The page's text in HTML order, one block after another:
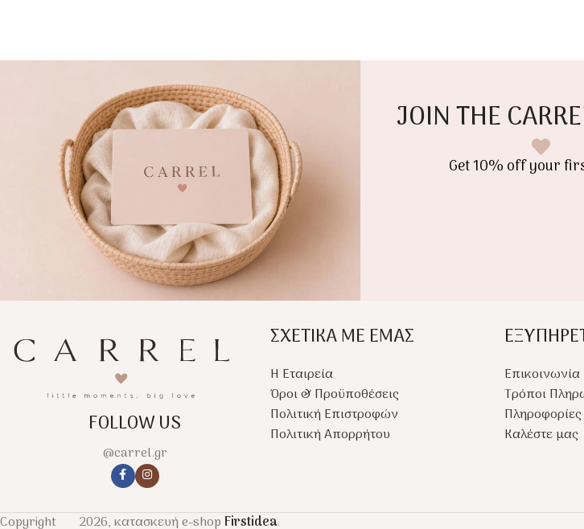
JOIN THE
Get 10% off your
FOLLOW US
@carrel.gr
ΣΧΕΤΙΚΑ ΜΕ ΕΜΑΣ
Η Εταιρεία
Όροι & Προϋποθέσεις
Πολιτική Επιστροφών
Πολιτική Απορρήτου
Επικοινωνία
Τρόποι
Καλέστε μας
Copyright 2026, κατασκευή e-shopFirstidea.